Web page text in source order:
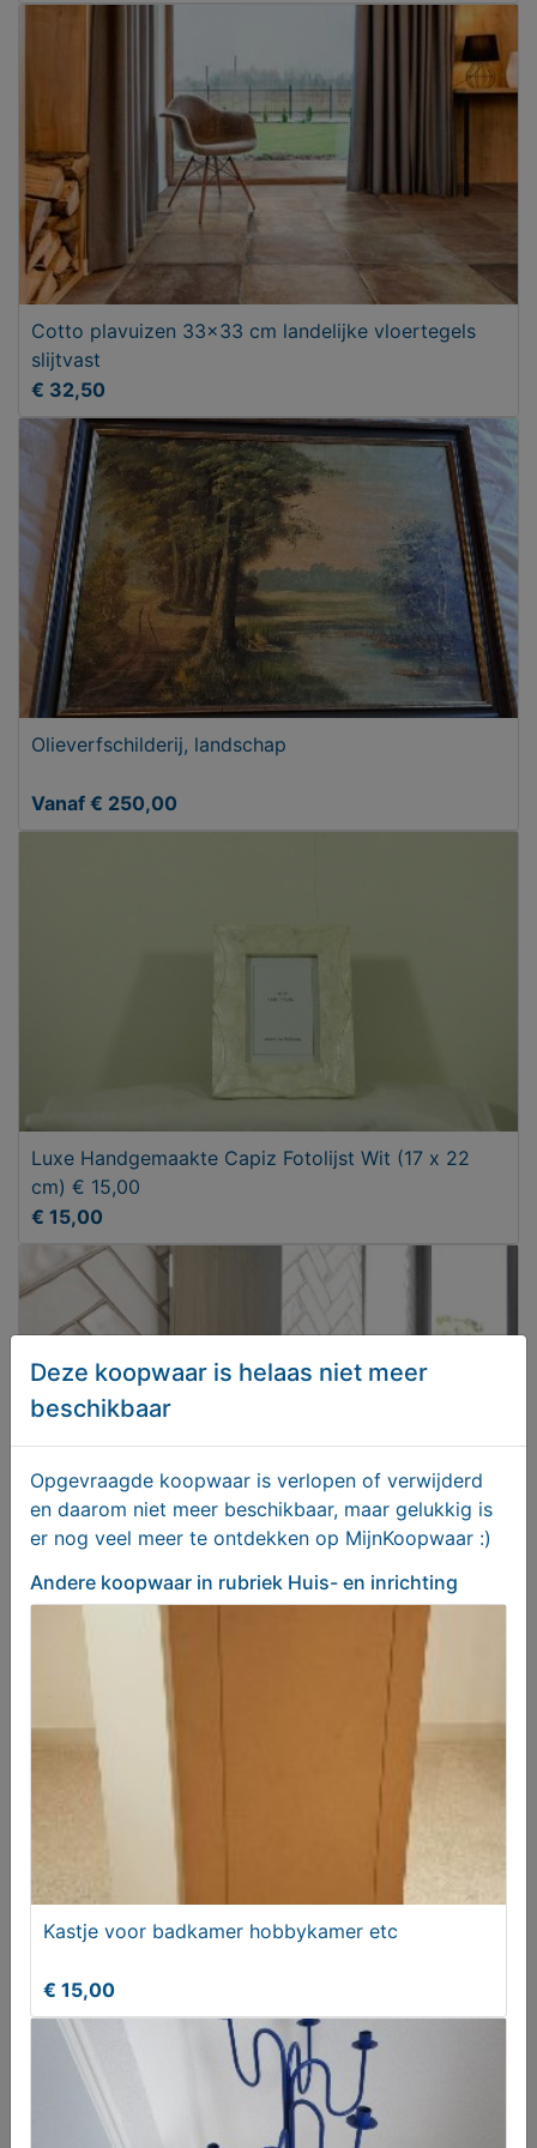
Cotto plavuizen 33x33 cm landelijke vloertegels
slijtvast
€ 32,50
Olieverfschilderij, landschap
Vanaf € 250,00
Luxe Handgemaakte Capiz Fotolijst Wit (17 x 22
cm) € 15,00
€ 15,00
landelijke wandtegel Cifre lumen white
handvormtegel rustiek
Koperen kruisgezicht Jezus en Maagd Maria
T.e.a.b.
Deze koopwaar is helaas niet meer
beschikbaar
Opgevraagde koopwaar is verlopen of verwijderd
en daarom niet meer beschikbaar, maar gelukkig is
er nog veel meer te ontdekken op MijnKoopwaar :)
Andere koopwaar in rubriek Huis- en inrichting
Kastje voor badkamer hobbykamer etc
€ 15,00